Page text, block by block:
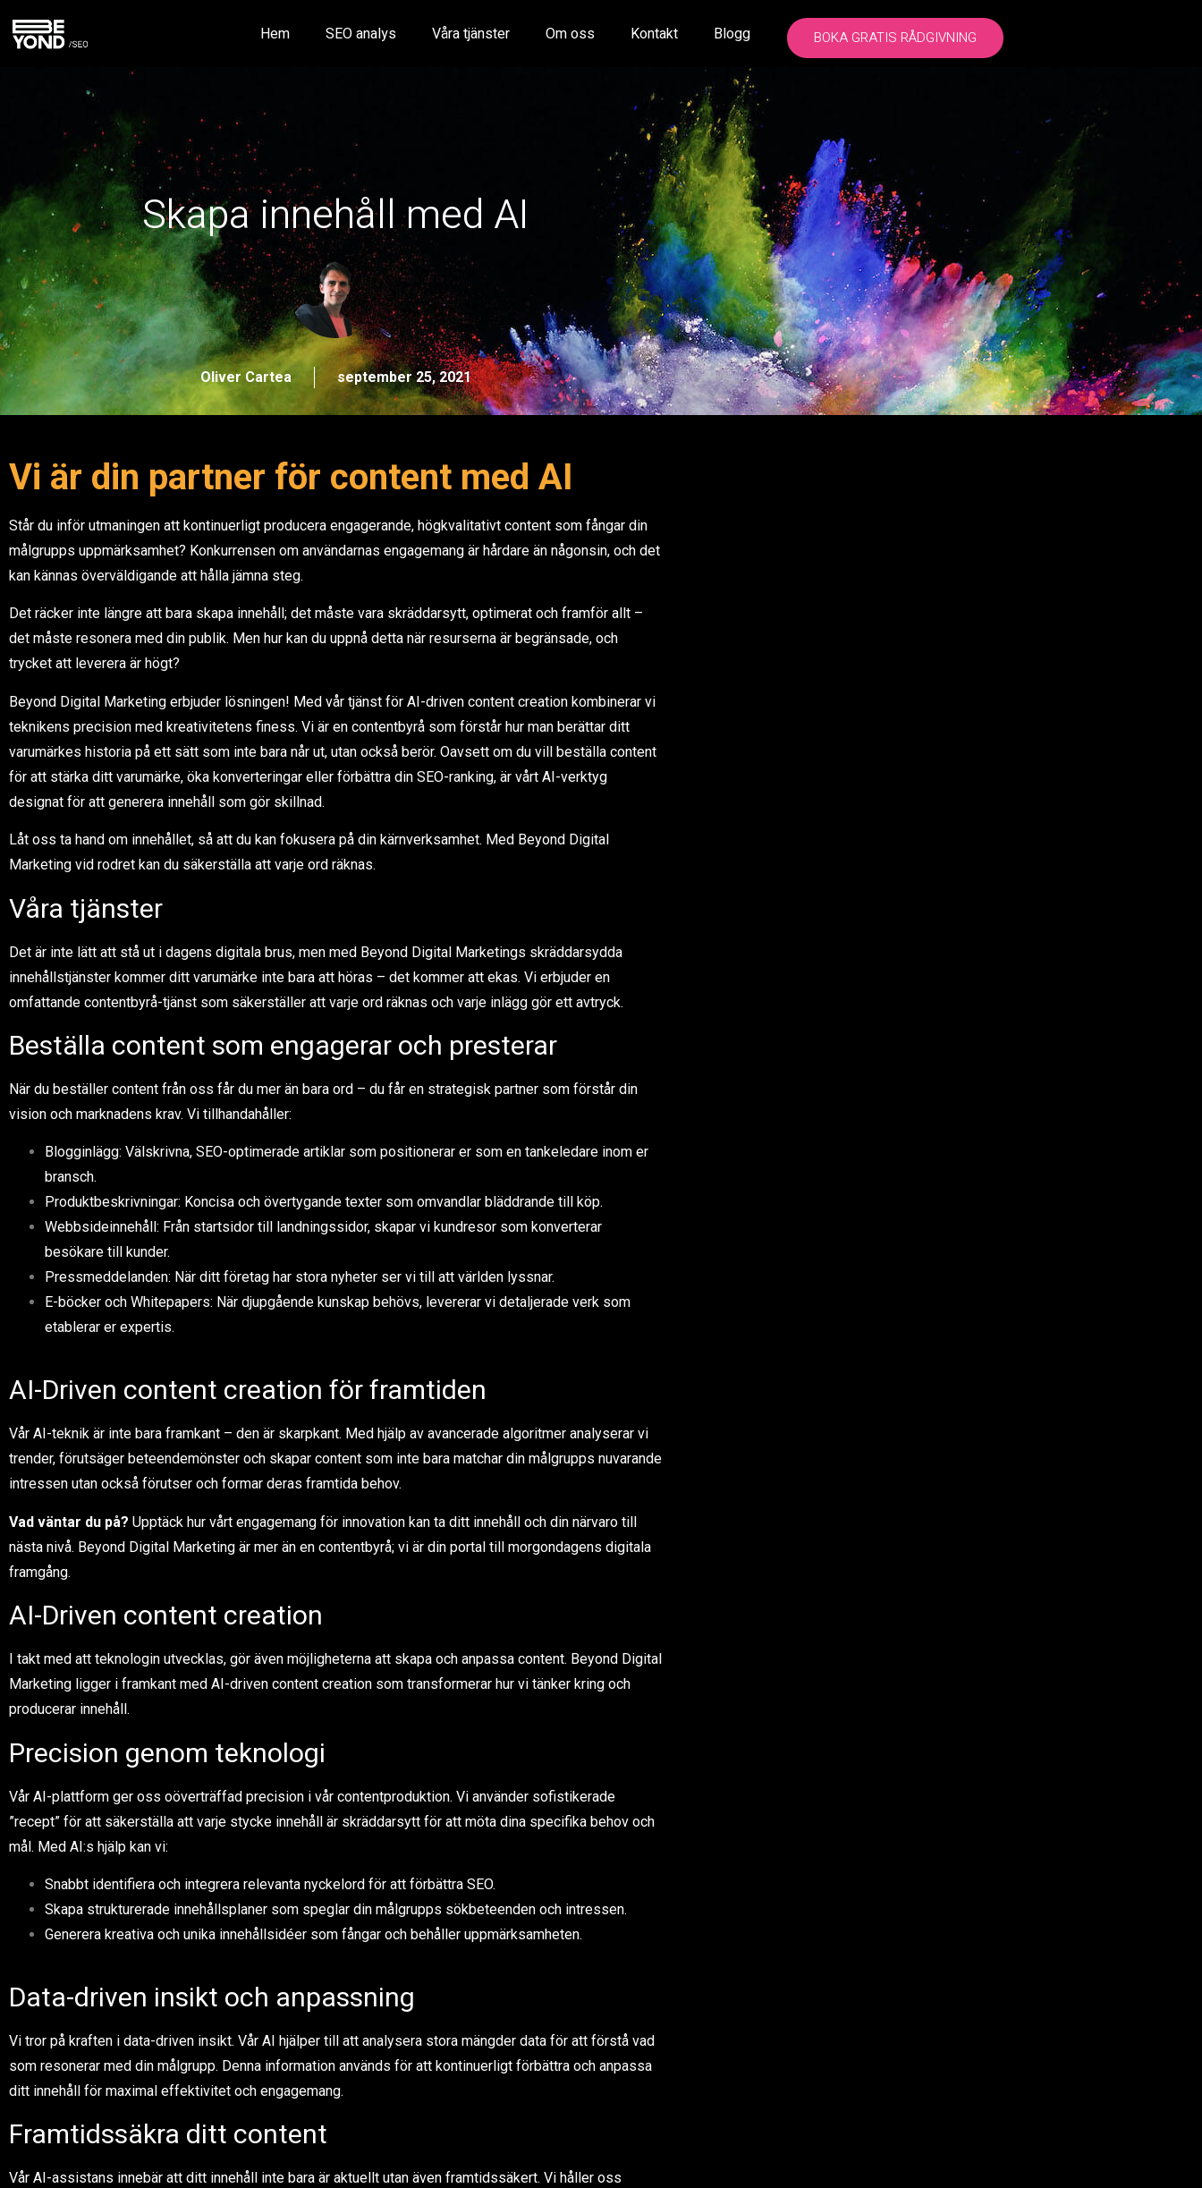
Hem SEO analys Våra tjänster Om oss Kontakt Blogg BOKA GRATIS RÅDGIVNING
Skapa innehåll med AI
Oliver Cartea september 25, 2021
Vi är din partner för content med AI
Står du inför utmaningen att kontinuerligt producera engagerande, högkvalitativt content som fångar din
målgrupps uppmärksamhet? Konkurrensen om användarnas engagemang är hårdare än någonsin, och det
kan kännas överväldigande att hålla jämna steg.
Det räcker inte längre att bara skapa innehåll; det måste vara skräddarsytt, optimerat och framför allt –
det måste resonera med din publik. Men hur kan du uppnå detta när resurserna är begränsade, och
trycket att leverera är högt?
Beyond Digital Marketing erbjuder lösningen! Med vår tjänst för AI-driven content creation kombinerar vi
teknikens precision med kreativitetens finess. Vi är en contentbyrå som förstår hur man berättar ditt
varumärkes historia på ett sätt som inte bara når ut, utan också berör. Oavsett om du vill beställa content
för att stärka ditt varumärke, öka konverteringar eller förbättra din SEO-ranking, är vårt AI-verktyg
designat för att generera innehåll som gör skillnad.
Låt oss ta hand om innehållet, så att du kan fokusera på din kärnverksamhet. Med Beyond Digital
Marketing vid rodret kan du säkerställa att varje ord räknas.
Våra tjänster
Det är inte lätt att stå ut i dagens digitala brus, men med Beyond Digital Marketings skräddarsydda
innehållstjänster kommer ditt varumärke inte bara att höras – det kommer att ekas. Vi erbjuder en
omfattande contentbyrå-tjänst som säkerställer att varje ord räknas och varje inlägg gör ett avtryck.
Beställa content som engagerar och presterar
När du beställer content från oss får du mer än bara ord – du får en strategisk partner som förstår din
vision och marknadens krav. Vi tillhandahåller:
Blogginlägg: Välskrivna, SEO-optimerade artiklar som positionerar er som en tankeledare inom er
bransch.
Produktbeskrivningar: Koncisa och övertygande texter som omvandlar bläddrande till köp.
Webbsideinnehåll: Från startsidor till landningssidor, skapar vi kundresor som konverterar
besökare till kunder.
Pressmeddelanden: När ditt företag har stora nyheter ser vi till att världen lyssnar.
E-böcker och Whitepapers: När djupgående kunskap behövs, levererar vi detaljerade verk som
etablerar er expertis.
AI-Driven content creation för framtiden
Vår AI-teknik är inte bara framkant – den är skarpkant. Med hjälp av avancerade algoritmer analyserar vi
trender, förutsäger beteendemönster och skapar content som inte bara matchar din målgrupps nuvarande
intressen utan också förutser och formar deras framtida behov.
Vad väntar du på? Upptäck hur vårt engagemang för innovation kan ta ditt innehåll och din närvaro till
nästa nivå. Beyond Digital Marketing är mer än en contentbyrå; vi är din portal till morgondagens digitala
framgång.
AI-Driven content creation
I takt med att teknologin utvecklas, gör även möjligheterna att skapa och anpassa content. Beyond Digital
Marketing ligger i framkant med AI-driven content creation som transformerar hur vi tänker kring och
producerar innehåll.
Precision genom teknologi
Vår AI-plattform ger oss oöverträffad precision i vår contentproduktion. Vi använder sofistikerade
”recept” för att säkerställa att varje stycke innehåll är skräddarsytt för att möta dina specifika behov och
mål. Med AI:s hjälp kan vi:
Snabbt identifiera och integrera relevanta nyckelord för att förbättra SEO.
Skapa strukturerade innehållsplaner som speglar din målgrupps sökbeteenden och intressen.
Generera kreativa och unika innehållsidéer som fångar och behåller uppmärksamheten.
Data-driven insikt och anpassning
Vi tror på kraften i data-driven insikt. Vår AI hjälper till att analysera stora mängder data för att förstå vad
som resonerar med din målgrupp. Denna information används för att kontinuerligt förbättra och anpassa
ditt innehåll för maximal effektivitet och engagemang.
Framtidssäkra ditt content
Vår AI-assistans innebär att ditt innehåll inte bara är aktuellt utan även framtidssäkert. Vi håller oss